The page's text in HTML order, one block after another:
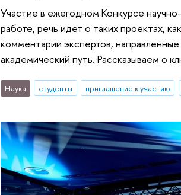
Участие в ежегодном Конкурсе
работе, речь идет о таких проектах,
комментарии экспертов,
академический путь. Рассказываем о
Наука студенты приглашение к участию